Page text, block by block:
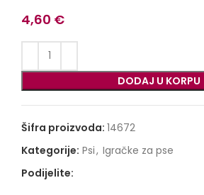
4,60 €
DODAJ U KORPU
Šifra proizvoda: 14672
Kategorije: Psi, Igračke za pse
Podijelite: